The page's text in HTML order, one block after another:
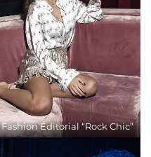
Fashion Editorial “Rock Chic”